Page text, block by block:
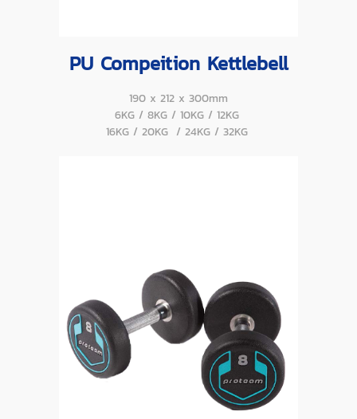
PU Compeition Kettlebell
190 x 212 x 300mm
6KG / 8KG / 10KG / 12KG
16KG / 20KG / 24KG / 32KG